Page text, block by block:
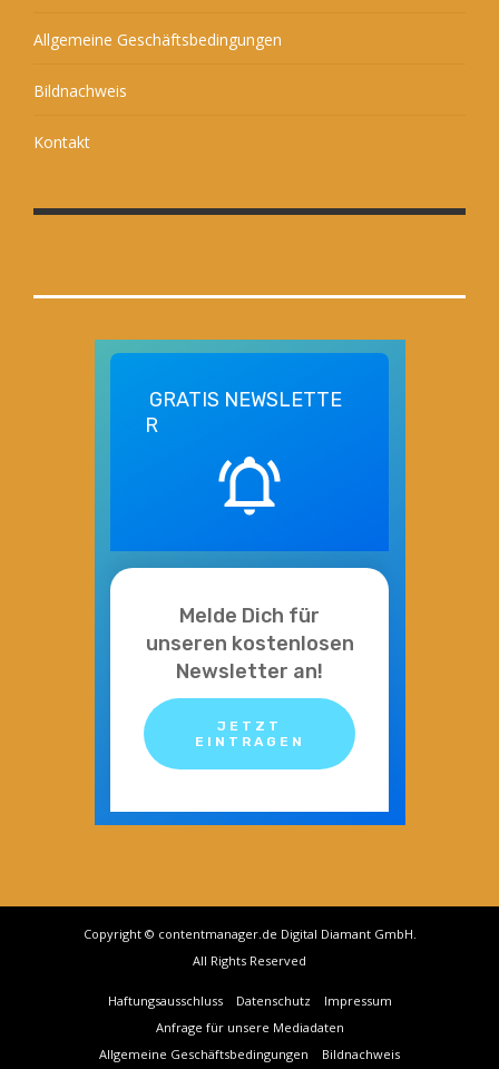
Allgemeine Geschäftsbedingungen
Bildnachweis
Kontakt
GRATIS NEWSLETTE
R
Melde Dich für
unseren kostenlosen
Newsletter an!
JETZT
EINTRAGEN
Copyright © contentmanager.de Digital Diamant GmbH.
All Rights Reserved
Haftungsausschluss Datenschutz
Impressum
Anfrage für unsere Mediadaten
Allgemeine Geschäftsbedingungen
Bildnachweis